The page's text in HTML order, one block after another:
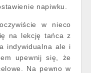
napiwku.
w nieco
na lekcję tańca z
indywidualna ale i
upewnij się, że
Na pewno w